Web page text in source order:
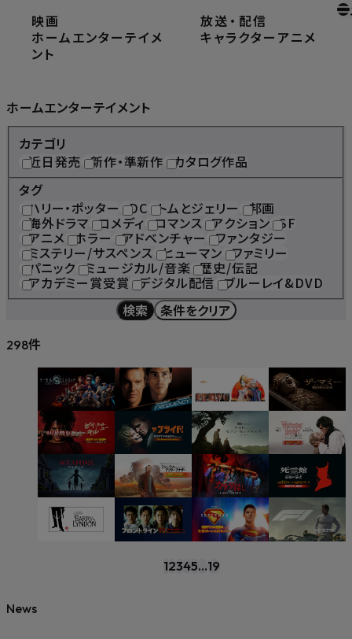
映画
ホームエンターテイメ
ント
放送 ・ 配信
キャラクター アニメ
ホームエンターテイメント
ホームエンターテイメント
カテゴリ
近日発売 新作・準新作 カタログ作品
タグ
ハリー・ポッター
DC トムとジェリー 邦画
海外ドラマ コメディ ロマンス アクション SF
アニメ ホラー アドベンチャー ファンタジー
ミステリー/サスペンス ヒューマン ファミリー
パニック ミュージカル/音楽 歴史/伝記
アカデミー賞受賞 デジタル配信 ブルーレイ&DVD
検索
条件をクリア
298件
12345...19
News